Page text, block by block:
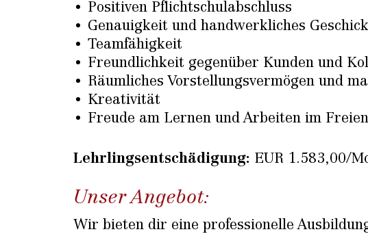
Positiven Pflichtschulabschluss
Genauigkeit und handwerkliches Geschick
Teamfähigkeit
Freundlichkeit gegenüber Kunden und
Räumliches Vorstellungsvermögen und
Kreativität
Freude am Lernen und Arbeiten im Freien
Lehrlingsentschädigung: EUR 1.583,00/
Unser Angebot:
Wir bieten dir eine professionelle